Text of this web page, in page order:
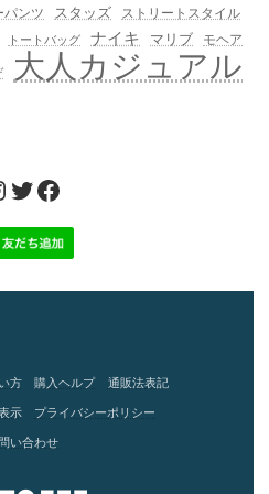
パンツ スタッズ ストリートスタイル
トートバッグ ナイキ マリブ モヘア
大人カジュアル
Twitter
Facebook
方 購入ヘルプ 通販法表記
示 プライバシーポリシー
い合わせ